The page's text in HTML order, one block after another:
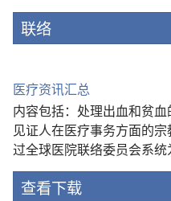
联络
医疗资讯汇总
内容包括：处理出血和贫
见证人在医疗事务方面的
过全球医院联络委员会系统
查看下载